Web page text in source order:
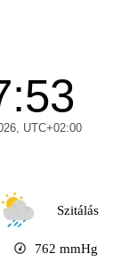
Szitálás
762 mmHg